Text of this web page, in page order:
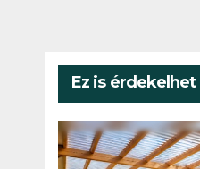
Ez is érdekelhet